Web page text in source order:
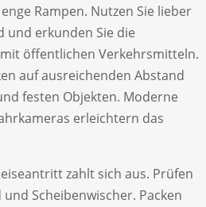
Rampen. Nutzen Sie lieber
und erkunden Sie die
öffentlichen Verkehrsmitteln.
auf ausreichenden Abstand
festen Objekten. Moderne
erleichtern das
zahlt sich aus. Prüfen
Scheibenwischer. Packen